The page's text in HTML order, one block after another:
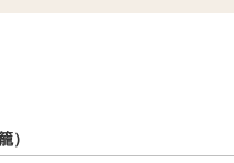
）